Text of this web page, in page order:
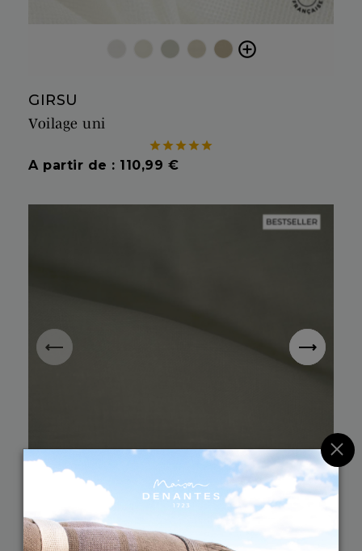
02 CHAMPAGNE
03 STRING
04 DUNE
05 SAND

GIRSU
Voilage uni

Prix
A partir de : 110,99 €
BLANC
×